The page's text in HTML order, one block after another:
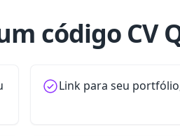
código CV
Link para seu